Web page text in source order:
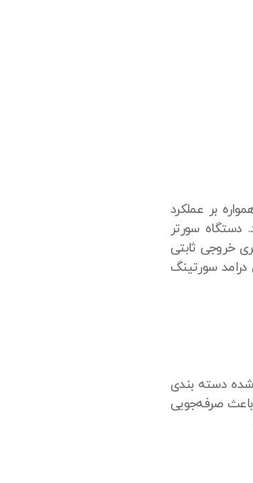
بر عملکرد
دستگاه سورتر
خروجی ثابتی
درامد سورتینگ
شده دسته بندی
صرفه‌جویی